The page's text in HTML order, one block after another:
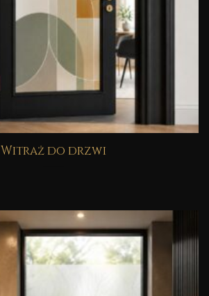
Witraż do drzwi